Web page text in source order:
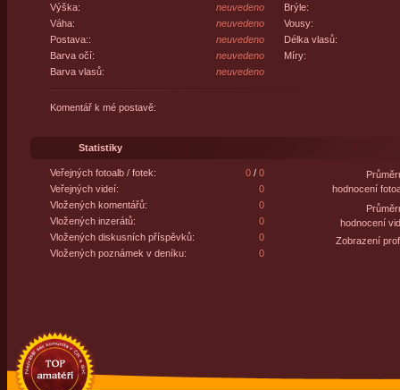
Výška:
neuvedeno
Váha:
neuvedeno
Postava::
neuvedeno
Barva očí:
neuvedeno
Barva vlasů:
neuvedeno
Brýle:
Vousy:
Délka vlasů:
Míry:
Komentář k mé postavě:
Statistiky
Veřejných fotoalb / fotek: 0/ 0
Veřejných videí:
0
Vložených komentářů:
0
Vložených inzerátů:
0
Vložených diskusních příspěvků:
0
Vložených poznámek v deníku:
0
hodnocení
hodnocení
Zobrazení